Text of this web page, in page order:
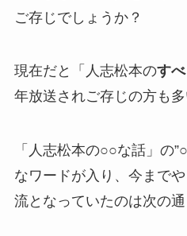
ご存じでしょうか？
現在だと「人志松本のす
年放送されご存じの方も多
「人志松本の○○な話」の
なワードが入り、今まで
流となっていたのは次の通